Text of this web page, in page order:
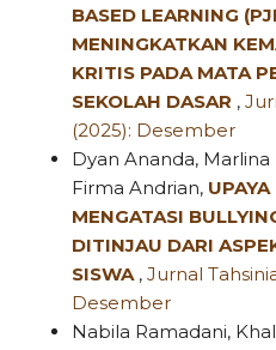
BASED LEARNING
MENINGKATKAN
KRITIS PADA MATA
SEKOLAH DASAR ,
(2025): Desember
Dyan Ananda,
Firma Andrian,
MENGATASI
DITINJAU DARI
SISWA , Jurnal
Desember
Nabila Ramadani,